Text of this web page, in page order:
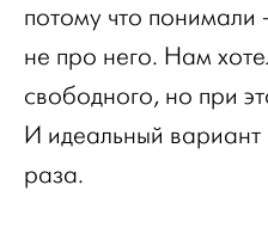
потому что понимали
не про него. Нам
свободного, но при
И идеальный
раза.